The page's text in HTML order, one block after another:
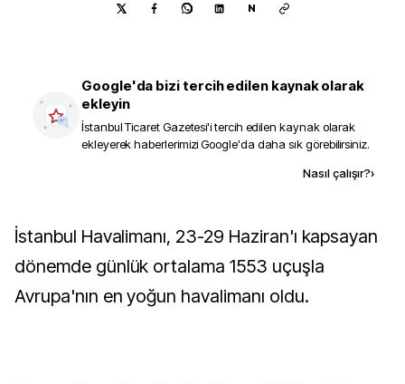
N
Google'da bizi tercih edilen kaynak olarak
ekleyin
İstanbul Ticaret Gazetesi'i tercih edilen kaynak olarak
ekleyerek haberlerimizi Google'da daha sık görebilirsiniz.
Nasıl çalışır?›
İstanbul Havalimanı, 23-29 Haziran'ı kapsayan
dönemde günlük ortalama 1553 uçuşla
Avrupa'nın en yoğun havalimanı oldu.